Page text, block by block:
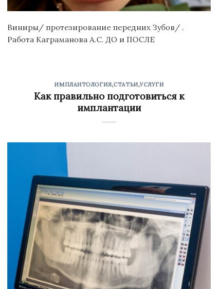
Виниры/ протезирование передних Зубов/ .
Работа Каграманова А.С. ДО и ПОСЛЕ
ИМПЛАНТОЛОГИЯ,СТАТЬИ,УСЛУГИ
Как правильно подготовиться к
имплантации